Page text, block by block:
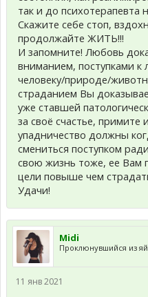
так и до психотерапевта
Скажите себе стоп,
продолжайте ЖИТЬ!!!
И запомните! Любовь
вниманием, поступками
человеку/природе/
страданием Вы
уже ставшей
за своё счастье, примите
упадничество должны
смениться поступком
свою жизнь тоже, ее Вам
цели повыше чем
Удачи!
Midi
Проклюнувшийся из
11 янв 2021